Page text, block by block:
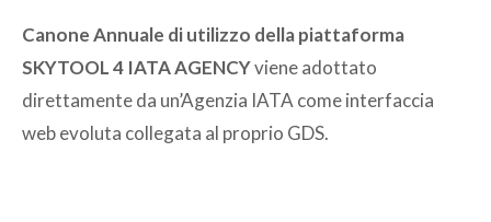
Canone Annuale di utilizzo della piattaforma
SKYTOOL 4 IATA AGENCYviene adottato
direttamente da un’Agenzia IATA come interfaccia
web evoluta collegata al proprio GDS.